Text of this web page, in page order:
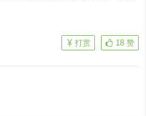
18 赞
打赏